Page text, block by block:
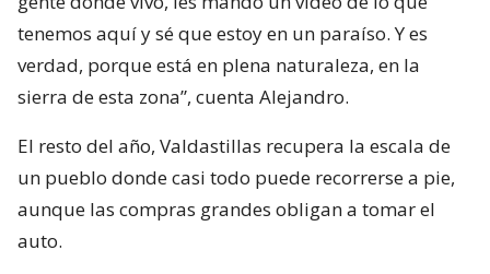
tenemos aquí y sé que estoy en un paraíso. Y es
verdad, porque está en plena naturaleza, en la
sierra de esta zona”, cuenta Alejandro.
El resto del año, Valdastillas recupera la escala de
un pueblo donde casi todo puede recorrerse a pie,
aunque las compras grandes obligan a tomar el
auto.